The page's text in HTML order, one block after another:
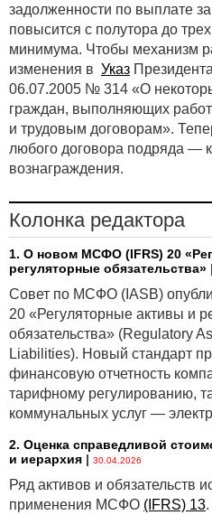
задолженности по выплате
повысится с полутора до
минимума. Чтобы механизм
изменения в Указ
06.07.2005 № 314 «О
граждан, выполняющих
и трудовым договорам».
любого договора подряда —
вознаграждения.
Колонка редактора
1. О новом МСФО (IFRS) 20
регуляторные обязательства» |
Совет по МСФО (IASB)
20 «Регуляторные активы и
обязательства» (Regulatory
Liabilities). Новый стандарт
финансовую отчетность
тарифному регулированию,
коммунальных услуг —
2. Оценка справедливой
и иерархия | 30.04.2026
Ряд активов и обязательств
применения МСФО (IFRS) 13